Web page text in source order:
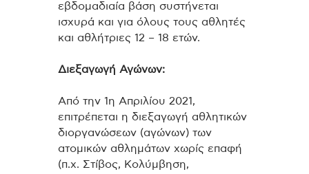
εβδομαδιαία βάση συστήνεται
ισχυρά και για όλους τους αθλητές
και αθλήτριες 12 – 18 ετών.
Διεξαγωγή Αγώνων:
Από την 1η Απριλίου 2021,
επιτρέπεται η διεξαγωγή αθλητικών
διοργανώσεων (αγώνων) των
ατομικών αθλημάτων χωρίς επαφή
(π.χ. Στίβος, Κολύμβηση,